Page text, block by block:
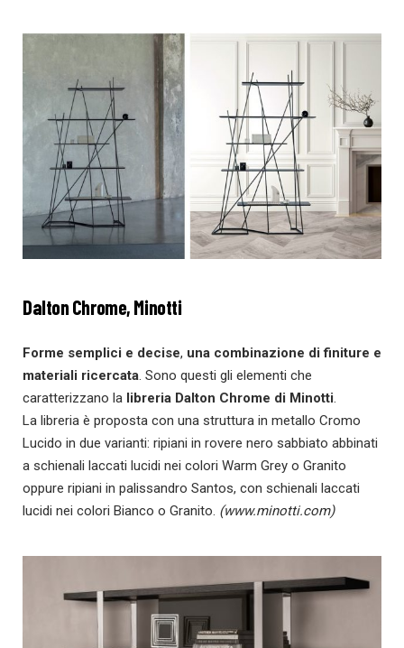
Dalton Chrome, Minotti
Forme semplici e decise, una combinazione di finiture e
materiali ricercata. Sono questi gli elementi che
caratterizzano la libreria Dalton Chrome di Minotti.
La libreria è proposta con una struttura in metallo Cromo
Lucido in due varianti: ripiani in rovere nero sabbiato abbinati
a schienali laccati lucidi nei colori Warm Grey o Granito
oppure ripiani in palissandro Santos, con schienali laccati
lucidi nei colori Bianco o Granito. (www.minotti.com)